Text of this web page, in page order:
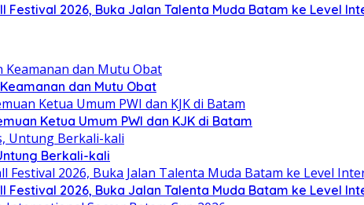
2026, Buka Jalan Talenta Muda Batam ke Level
dan Mutu Obat
Ketua Umum PWI dan KJK di Batam
Berkali-kali
2026, Buka Jalan Talenta Muda Batam ke Level